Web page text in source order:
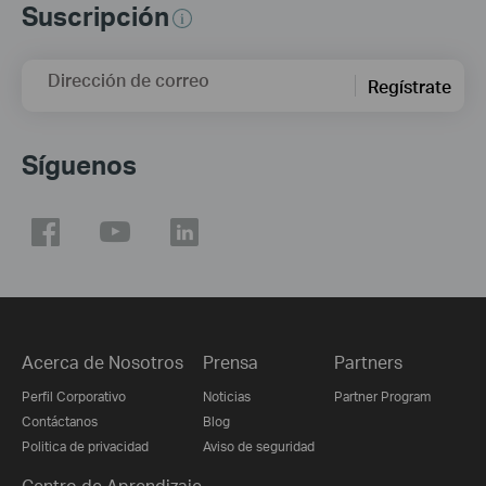
Suscripción
Dirección de correo Regístrate
Síguenos
Acerca de Nosotros
Perfil Corporativo
Contáctanos
Politica de privacidad
Prensa
Noticias
Blog
Aviso de seguridad
Partners
Partner Program